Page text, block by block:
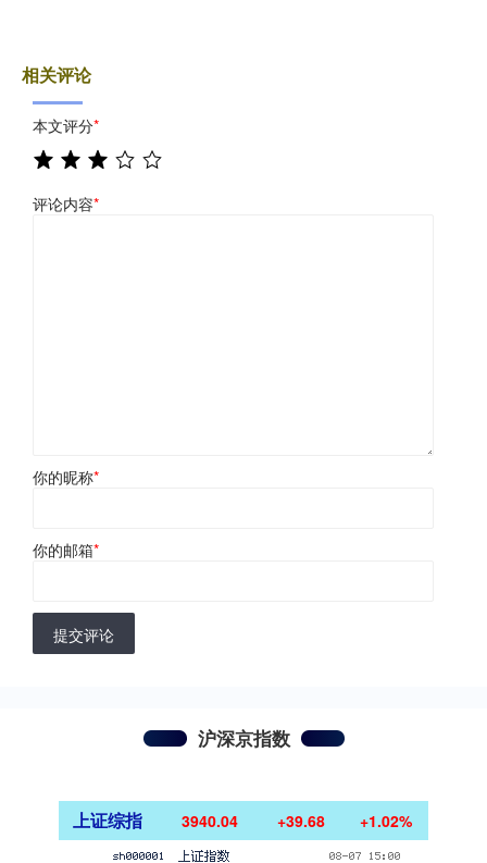
相关评论
本文评分*
评论内容*
你的昵称*
你的邮箱*
提交评论
沪深京指数
上证综指 3940.04 +39.68 +1.02%